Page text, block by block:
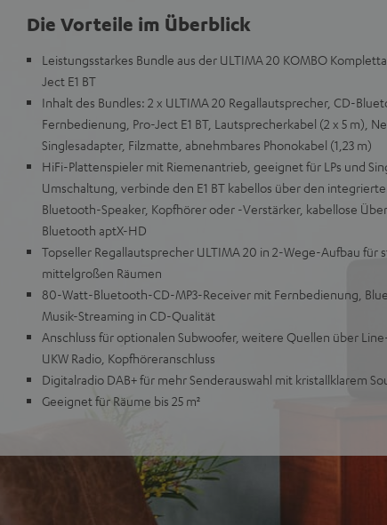
Die Vorteile im Überblick
Leistungsstarkes Bundle aus der ULTIMA 20 KOMBO
Ject E1 BT
Inhalt des Bundles: 2 x ULTIMA 20 Regallautsprecher, CD-
Fernbedienung, Pro-Ject E1 BT, Lautsprecherkabel (2 x 5 m),
Singlesadapter, Filzmatte, abnehmbares Phonokabel (1,23 m)
HiFi-Plattenspieler mit Riemenantrieb, geeignet für LPs und
Umschaltung, verbinde den E1 BT kabellos über den
Bluetooth-Speaker, Kopfhörer oder -Verstärker, kabellose
Bluetooth aptX-HD
Topseller Regallautsprecher ULTIMA 20 in 2-Wege-Aufbau für
mittelgroßen Räumen
80-Watt-Bluetooth-CD-MP3-Receiver mit Fernbedienung,
Musik-Streaming in CD-Qualität
Anschluss für optionalen Subwoofer, weitere Quellen über
UKW Radio, Kopfhöreranschluss
Digitalradio DAB+ für mehr Senderauswahl mit kristallklarem
Geeignet für Räume bis 25 m²